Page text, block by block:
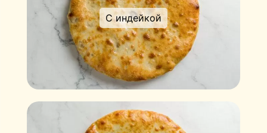
С индейкой